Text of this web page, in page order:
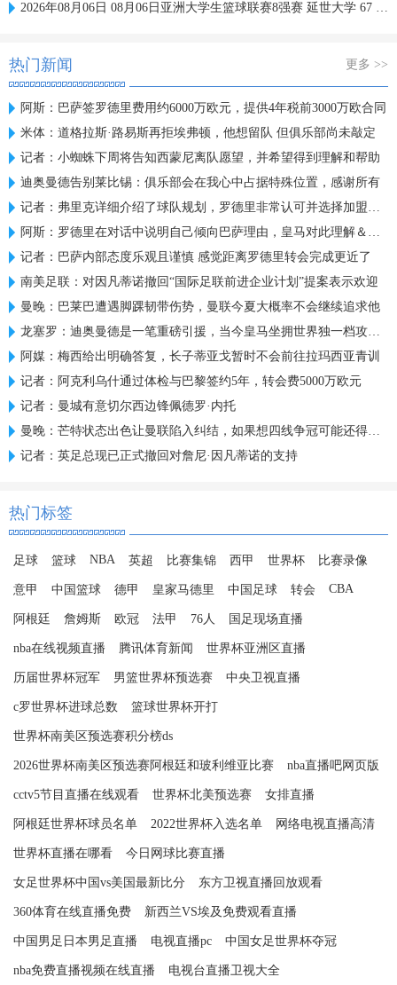
2026年08月06日 08月06日亚洲大学生篮球联赛8强赛 延世大学 67 - 72 政治大学 集锦
热门新闻 更多 >>
阿斯：巴萨签罗德里费用约6000万欧元，提供4年税前3000万欧合同
米体：道格拉斯·路易斯再拒埃弗顿，他想留队 但俱乐部尚未敲定
记者：小蜘蛛下周将告知西蒙尼离队愿望，并希望得到理解和帮助
迪奥曼德告别莱比锡：俱乐部会在我心中占据特殊位置，感谢所有
记者：弗里克详细介绍了球队规划，罗德里非常认可并选择加盟巴萨
阿斯：罗德里在对话中说明自己倾向巴萨理由，皇马对此理解＆祝好
记者：巴萨内部态度乐观且谨慎 感觉距离罗德里转会完成更近了
南美足联：对因凡蒂诺撤回“国际足联前进企业计划”提案表示欢迎
曼晚：巴莱巴遭遇脚踝韧带伤势，曼联今夏大概率不会继续追求他
龙塞罗：迪奥曼德是一笔重磅引援，当今皇马坐拥世界独一档攻击线
阿媒：梅西给出明确答复，长子蒂亚戈暂时不会前往拉玛西亚青训
记者：阿克利乌什通过体检与巴黎签约5年，转会费5000万欧元
记者：曼城有意切尔西边锋佩德罗·内托
曼晚：芒特状态出色让曼联陷入纠结，如果想四线争冠可能还得买人
记者：英足总现已正式撤回对詹尼·因凡蒂诺的支持
热门标签
足球 篮球 NBA 英超 比赛集锦 西甲 世界杯 比赛录像
意甲 中国篮球 德甲 皇家马德里 中国足球 转会 CBA
阿根廷 詹姆斯 欧冠 法甲 76人 国足现场直播
nba在线视频直播 腾讯体育新闻 世界杯亚洲区直播
历届世界杯冠军 男篮世界杯预选赛 中央卫视直播
c罗世界杯进球总数 篮球世界杯开打
世界杯南美区预选赛积分榜ds
2026世界杯南美区预选赛阿根廷和玻利维亚比赛 nba直播吧网页版
cctv5节目直播在线观看 世界杯北美预选赛 女排直播
阿根廷世界杯球员名单 2022世界杯入选名单 网络电视直播高清
世界杯直播在哪看 今日网球比赛直播
女足世界杯中国vs美国最新比分 东方卫视直播回放观看
360体育在线直播免费 新西兰VS埃及免费观看直播
中国男足日本男足直播 电视直播pc 中国女足世界杯夺冠
nba免费直播视频在线直播 电视台直播卫视大全